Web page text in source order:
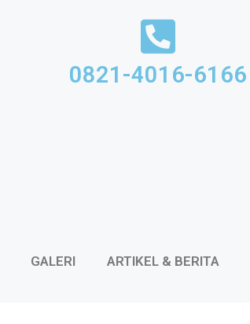
0821-4016-6166
GALERI ARTIKEL & BERITA